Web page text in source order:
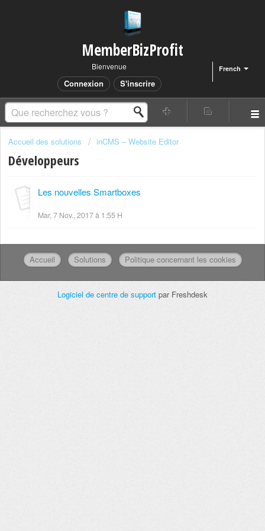
MemberBizProfit
French
Bienvenue
Connexion S'inscrire
Accueil des solutions inCMS – Website Editor
Développeurs
Les nouvelles Smartboxes
Mar, 7 Nov., 2017 à 1:55 H
Accueil Solutions Politique concernant les cookies
Logiciel de centre de support par Freshdesk